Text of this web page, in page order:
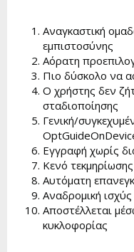
Αναγκαστική
εμπιστοσύνης
Αόρατη
Πιο δύσκολο να
Ο χρήστης δεν
σταδιοποίησης
Γενική/
Εγγραφή χωρίς
Κενό
Αυτόματη
Αναδρομική
Αποστέλλεται
κυκλοφορίας